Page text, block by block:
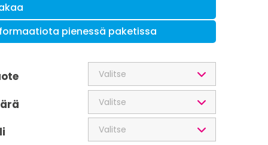
pienessä paketissa
Valitse
Valitse
Valitse